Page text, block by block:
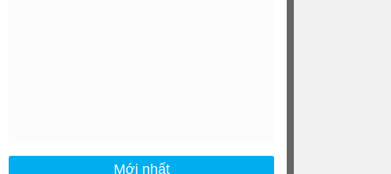
Mới nhất